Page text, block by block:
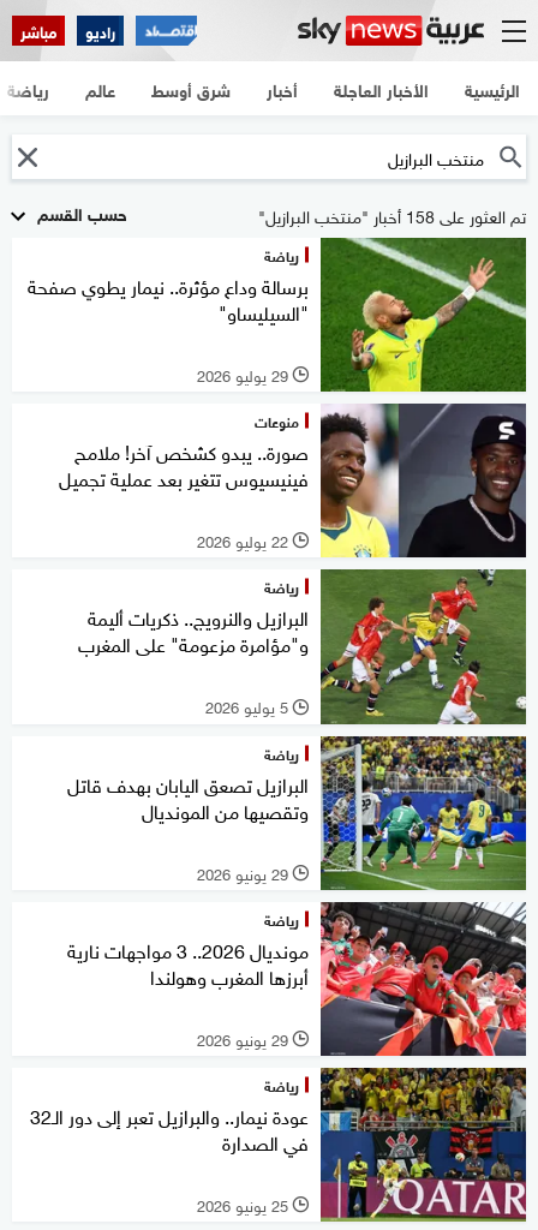
راديو مباشر
الرئيسية الأخبار العاجلة أخبار شرق أوسط عالم رياضة
حسب القسم تم العثور على 158 أخبار "منتخب البرازيل"
رياضة
برسالة وداع مؤثرة.. نيمار يطوي صفحة
"السيليساو"
l 29 يوليو 2026
منوعات
صورة.. يبدو كشخص آخر! ملامح
فينيسيوس تتغير بعد عملية تجميل
l 22 يوليو 2026
رياضة
البرازيل والنرويج.. ذكريات أليمة
و"مؤامرة مزعومة" على المغرب
l 5 يوليو 2026
رياضة
البرازيل تصعق اليابان بهدف قاتل
وتقصيها من المونديال
l 29 يونيو 2026
رياضة
مونديال 2026.. 3 مواجهات نارية
أبرزها المغرب وهولندا
l 29 يونيو 2026
رياضة
عودة نيمار.. والبرازيل تعبر إلى دور الـ32
في الصدارة
l 25 يونيو 2026